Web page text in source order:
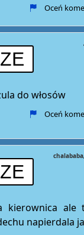
Oceń
do włosów
Oceń
chalababa
kierownica ale
napierdala